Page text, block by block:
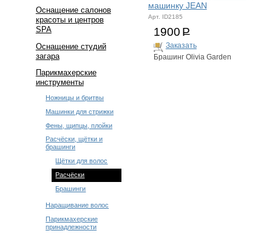
Оснащение салонов
красоты и центров
SPA
Оснащение студий
загара
Парикмахерские
инструменты
Ножницы и бритвы
Машинки для стрижки
Фены, щипцы, плойки
Расчёски, щётки и
брашинги
Щётки для волос
Расчёски
Брашинги
Наращивание волос
Парикмахерские
принадлежности
машинку JEAN
Арт. ID2185
1900 Р
Заказать
Брашинг Olivia Garden